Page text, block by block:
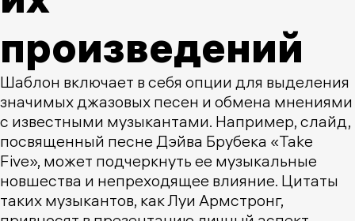
произведений
Шаблон включает в себя опции для выделения
значимых джазовых песен и обмена мнениями
с известными музыкантами. Например, слайд,
посвященный песне Дэйва Брубека «Take
Five», может подчеркнуть ее музыкальные
новшества и непреходящее влияние. Цитаты
таких музыкантов, как Луи Армстронг,